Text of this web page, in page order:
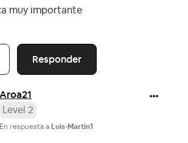
muy importante
Responder
Aroa21
Level 2
En respuesta a Luis-Martin1